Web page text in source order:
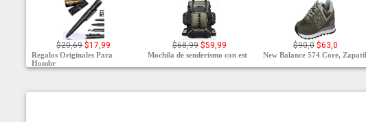
$20,69 $17,99
Regalos Originales Para
Hombr
$68,99 $59,99
Mochila de senderismo con est
$90,0 $63,0
New Balance 574 Core, Zapatil